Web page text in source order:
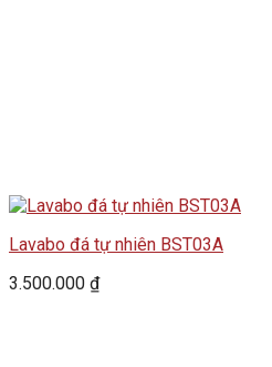
Lavabo đá tự nhiên BST03A
3.500.000 ₫